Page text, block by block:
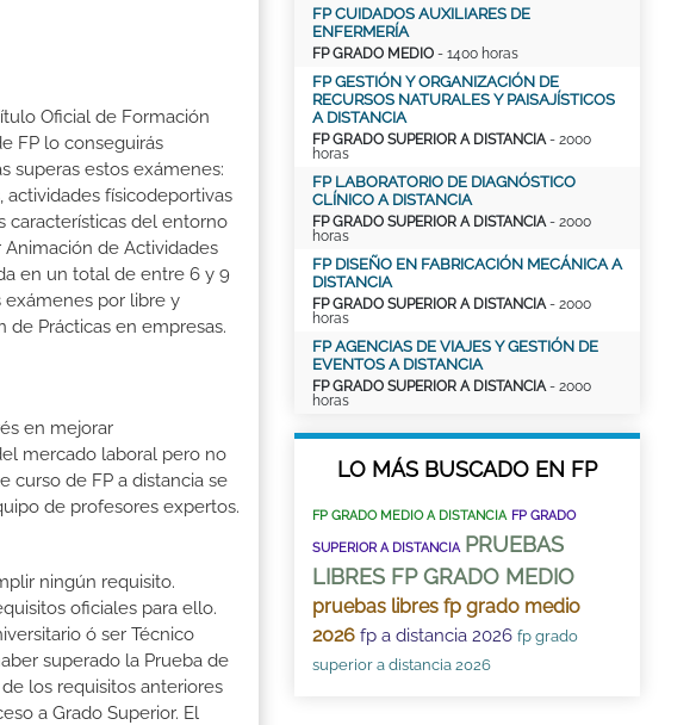
Oficial de Formación
FP lo conseguirás
superas estos exámenes:
actividades físicodeportivas
características del entorno
de Actividades
en un total de entre 6 y 9
exámenes por libre y
Prácticas en empresas.
en mejorar
mercado laboral pero no
curso de FP a distancia se
de profesores expertos.
ningún requisito.
oficiales para ello.
ó ser Técnico
superado la Prueba de
los requisitos anteriores
a Grado Superior. El
FP CUIDADOS AUXILIARES DE
ENFERMERÍA
FP GRADO MEDIO - 1400 horas
FP GESTIÓN Y ORGANIZACIÓN DE
RECURSOS NATURALES Y PAISAJÍSTICOS
A DISTANCIA
FP GRADO SUPERIOR A DISTANCIA- 2000
horas
FP LABORATORIO DE DIAGNÓSTICO
CLÍNICO A DISTANCIA
FP GRADO SUPERIOR A DISTANCIA- 2000
horas
FP DISEÑO EN FABRICACIÓN MECÁNICA A
DISTANCIA
FP GRADO SUPERIOR A DISTANCIA- 2000
horas
FP AGENCIAS DE VIAJES Y GESTIÓN DE
EVENTOS A DISTANCIA
FP GRADO SUPERIOR A DISTANCIA- 2000
horas
LO MÁS BUSCADO EN FP
FP GRADO MEDIO A DISTANCIA FP GRADO
SUPERIOR A DISTANCIA PRUEBAS
LIBRES FP GRADO MEDIO
pruebas libres fp grado medio
2026 fp a distancia 2026 fp grado
superior a distancia 2026